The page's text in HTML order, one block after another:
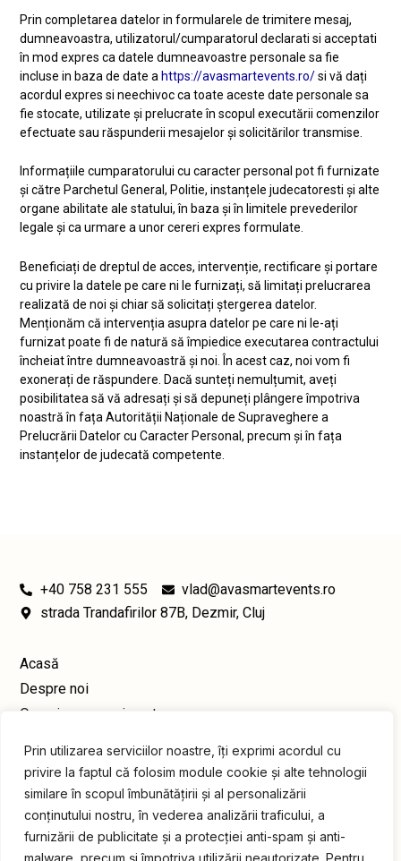
Prin utilizarea serviciilor noastre, îți exprimi acordul cu
privire la faptul că folosim module cookie și alte tehnologii
similare în scopul îmbunătățirii și al personalizării
conținutului nostru, în vederea analizării traficului, a
furnizării de publicitate și a protecției anti-spam și anti-
malware, precum și împotriva utilizării neautorizate. Pentru
Prin completarea datelor in formularele de trimitere mesaj,
dumneavoastra, utilizatorul/cumparatorul declarati si acceptati
în mod expres ca datele dumneavoastre personale sa fie
incluse in baza de date a https://avasmartevents.ro/si vă dați
acordul expres si neechivoc ca toate aceste date personale sa
fie stocate, utilizate și prelucrate în scopul executării comenzilor
efectuate sau răspunderii mesajelor și solicitărilor transmise.
Informațiile cumparatorului cu caracter personal pot fi furnizate
și către Parchetul General, Politie, instanțele judecatoresti și alte
organe abilitate ale statului, în baza și în limitele prevederilor
legale și ca urmare a unor cereri expres formulate.
Beneficiați de dreptul de acces, intervenție, rectificare și portare
cu privire la datele pe care ni le furnizați, să limitați prelucrarea
realizată de noi și chiar să solicitați ștergerea datelor.
Menționăm că intervenția asupra datelor pe care ni le-ați
furnizat poate fi de natură să împiedice executarea contractului
încheiat între dumneavoastră și noi. În acest caz, noi vom fi
exonerați de răspundere. Dacă sunteți nemulțumit, aveți
posibilitatea să vă adresați și să depuneți plângere împotriva
noastră în fața Autorității Naționale de Supraveghere a
Prelucrării Datelor cu Caracter Personal, precum și în fața
instanțelor de judecată competente.
+40 758 231 555
vlad@avasmartevents.ro
strada Trandafirilor 87B, Dezmir, Cluj
Acasă
Despre noi
Organizare evenimente
Publicitate
Galerie foto
Portofoliu clienți
Contact